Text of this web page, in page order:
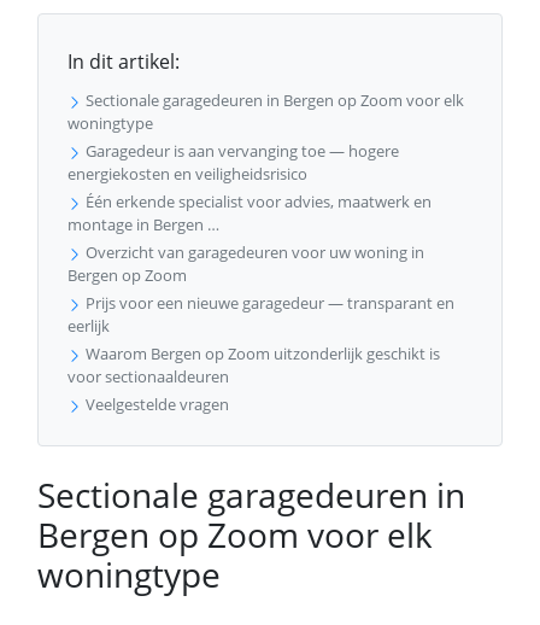
In dit artikel:
Sectionale garagedeuren in Bergen op Zoom voor elk
woningtype
Garagedeur is aan vervanging toe — hogere
energiekosten en veiligheidsrisico
Één erkende specialist voor advies, maatwerk en
montage in Bergen …
Overzicht van garagedeuren voor uw woning in
Bergen op Zoom
Prijs voor een nieuwe garagedeur — transparant en
eerlijk
Waarom Bergen op Zoom uitzonderlijk geschikt is
voor sectionaaldeuren
Veelgestelde vragen
Sectionale garagedeuren in
Bergen op Zoom voor elk
woningtype